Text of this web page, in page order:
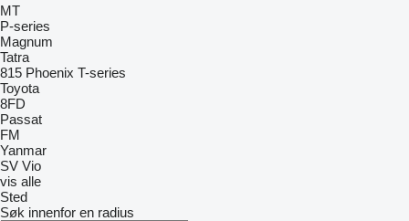
MT
P-series
Magnum
Tatra
815 Phoenix T-series
Toyota
8FD
Passat
FM
Yanmar
SV Vio
vis alle
Sted
Søk innenfor en radius